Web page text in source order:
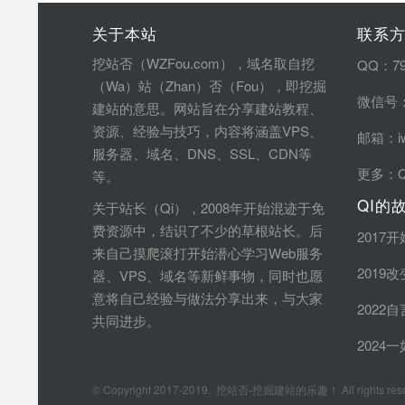
关于本站
挖站否（WZFou.com），域名取自挖
（Wa）站（Zhan）否（Fou），即挖掘
建站的意思。网站旨在分享建站教程、
资源、经验与技巧，内容将涵盖VPS、
服务器、域名、DNS、SSL、CDN等
等。
关于站长（Qi），2008年开始混迹于免
费资源中，结识了不少的草根站长。后
来自己摸爬滚打开始潜心学习Web服务
器、VPS、域名等新鲜事物，同时也愿
意将自己经验与做法分享出来，与大家
共同进步。
联系
QQ：
微信号
邮箱：
更多：
QI的
2017开
2019改
2022自
2024一
© Copyright 2017-2019. 挖站否-挖掘建站的乐趣！ All rights